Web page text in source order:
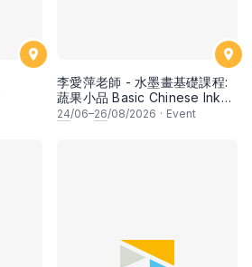
李愛萍老師 - 水墨畫基礎課程:
蔬果小品 Basic Chinese Ink
Painting: Vegetable and
24/06–26/08/2026 · Event